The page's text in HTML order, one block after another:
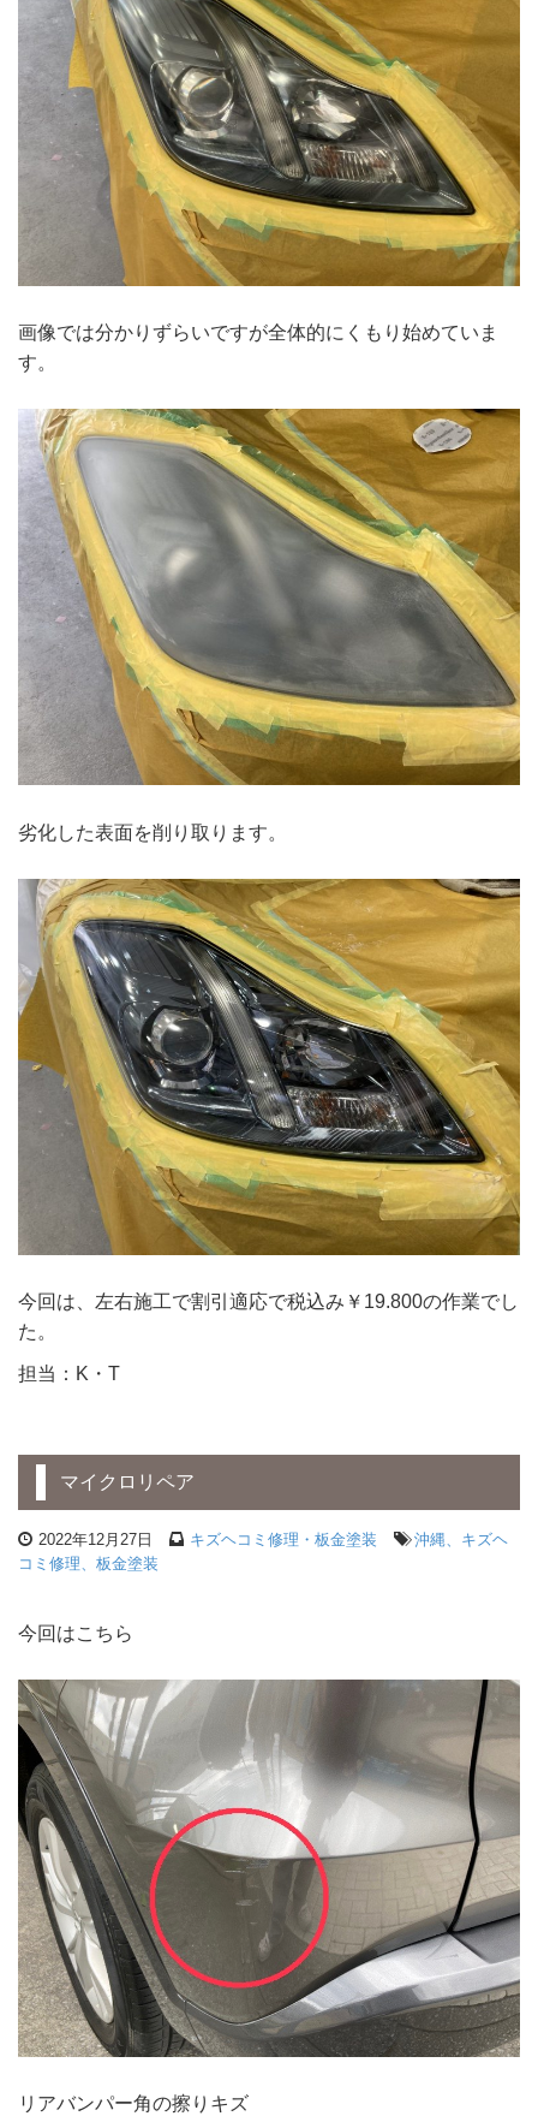
画像では分かりずらいですが全体的にくもり始めていま
す。
劣化した表面を削り取ります。
今回は、左右施工で割引適応で税込み￥19.800の作業でし
た。
担当：K・T
マイクロリペア
2022年12月27日 キズヘコミ修理・板金塗装
沖縄、キズヘ
コミ修理、板金塗装
今回はこちら
リアバンパー角の擦りキズ